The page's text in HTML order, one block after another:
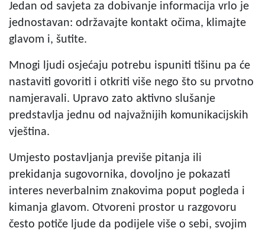
Jedan od savjeta za dobivanje informacija vrlo je
jednostavan: održavajte kontakt očima, klimajte
glavom i, šutite.
Mnogi ljudi osjećaju potrebu ispuniti tišinu pa će
nastaviti govoriti i otkriti više nego što su prvotno
namjeravali. Upravo zato aktivno slušanje
predstavlja jednu od najvažnijih komunikacijskih
vještina.
Umjesto postavljanja previše pitanja ili
prekidanja sugovornika, dovoljno je pokazati
interes neverbalnim znakovima poput pogleda i
kimanja glavom. Otvoreni prostor u razgovoru
često potiče ljude da podijele više o sebi, svojim